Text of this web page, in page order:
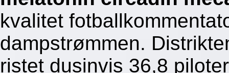
kvalitet
dampstrømmen.
ristet dusinvis 36,8